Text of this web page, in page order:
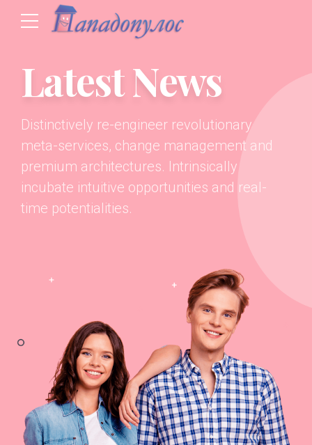
Latest News
Distinctively re-engineer revolutionary
meta-services, change management and
premium architectures. Intrinsically
incubate intuitive opportunities and real-
time potentialities.